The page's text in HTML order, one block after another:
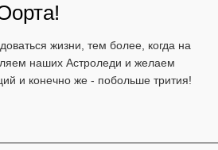
жизни, тем более, когда на
наших Астроледи и желаем
и конечно же - побольше трития!